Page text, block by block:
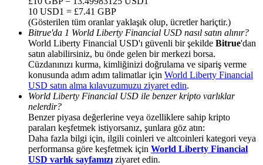
BTC Welcome Rewards
Deposit & Trade BTC to Share 25000 USDT prize pool!
Deposit CASHCAT & Win
Share 500000 CASHCAT prize pool
10 USD1 = £7.41 GBP
(Gösterilen tüm oranlar yaklaşık olup, ücretler hariçtir.)
Bitrue'da 1 World Liberty Financial USD nasıl satın alınır?
World Liberty Financial USD'ı güvenli bir şekilde Bitrue'dan
satın alabilirsiniz, bu önde gelen bir merkezi borsa.
Cüzdanınızı kurma, kimliğinizi doğrulama ve sipariş verme
konusunda adım adım talimatlar için World Liberty Financial
USD satın alma kılavuzumuzu ziyaret edin.
World Liberty Financial USD ile benzer kripto varlıklar
nelerdir?
Benzer piyasa değerlerine veya özelliklere sahip kripto
paraları keşfetmek istiyorsanız, şunlara göz atın:
Daha fazla bilgi için, ilgili coinleri ve altcoinleri kategori veya
performansa göre keşfetmek için World Liberty Financial
USD varlık sayfamızı ziyaret edin.